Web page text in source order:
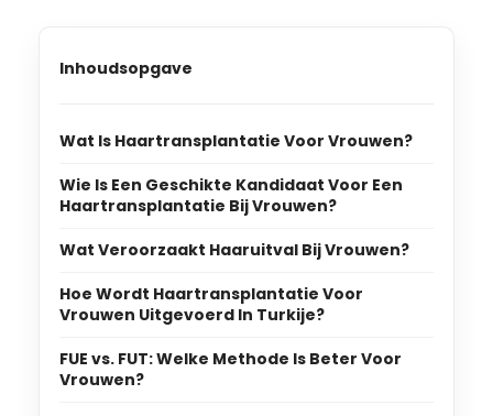
Inhoudsopgave
Wat Is Haartransplantatie Voor Vrouwen?
Wie Is Een Geschikte Kandidaat Voor Een
Haartransplantatie Bij Vrouwen?
Wat Veroorzaakt Haaruitval Bij Vrouwen?
Hoe Wordt Haartransplantatie Voor
Vrouwen Uitgevoerd In Turkije?
FUE vs. FUT: Welke Methode Is Beter Voor
Vrouwen?